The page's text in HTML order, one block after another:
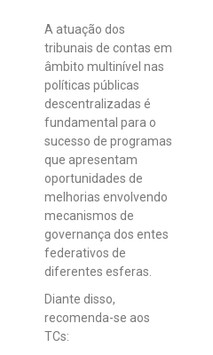
A atuação dos
tribunais de contas em
âmbito multinível nas
políticas públicas
descentralizadas é
fundamental para o
sucesso de programas
que apresentam
oportunidades de
melhorias envolvendo
mecanismos de
governança dos entes
federativos de
diferentes esferas.
Diante disso,
recomenda-se aos
TCs: